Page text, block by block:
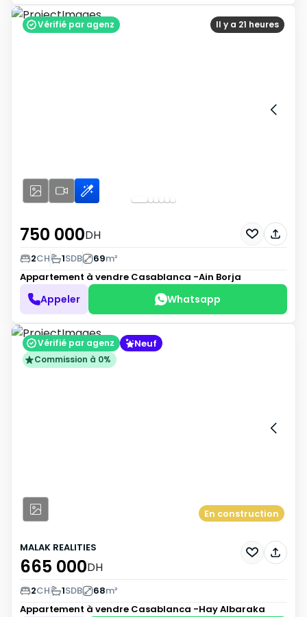
Il y a 21 heures
Vérifié par agenz
750 000DH
2CH 1SDB 69m²
Appartement à vendre Casablanca -Ain Borja
Appeler Whatsapp
Vérifié par agenz Neuf
Commission à 0%
En construction
MALAK REALITIES
665 000DH
2CH 1SDB 68m²
Appartement à vendre Casablanca -Hay Albaraka